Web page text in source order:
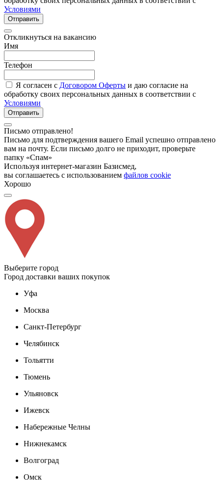
Условиями
Отправить
Откликнуться на вакансию
Имя
Телефон
Я согласен с Договором Оферты и даю согласие на
обработку своих персональных данных в соответствии с
Условиями
Отправить
Письмо отправлено!
Письмо для подтверждения вашего Email успешно отправлено
вам на почту. Если письмо долго не приходит, проверьте
папку «Спам»
Используя интернет-магазин Базисмед,
вы соглашаетесь с использованием файлов cookie
Хорошо
Выберите город
Город доставки ваших покупок
Уфа
Москва
Санкт-Петербург
Челябинск
Тольятти
Тюмень
Ульяновск
Ижевск
Набережные Челны
Нижнекамск
Волгоград
Омск